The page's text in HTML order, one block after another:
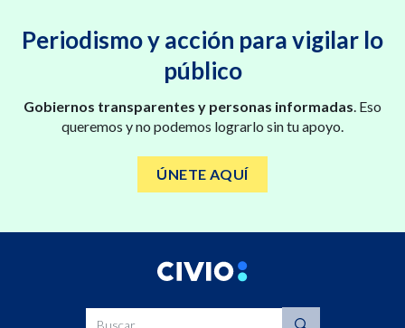
Periodismo y acción para vigilar lo
público
Gobiernos transparentes y personas informadas. Eso
queremos y no podemos lograrlo sin tu apoyo.
ÚNETE AQUÍ